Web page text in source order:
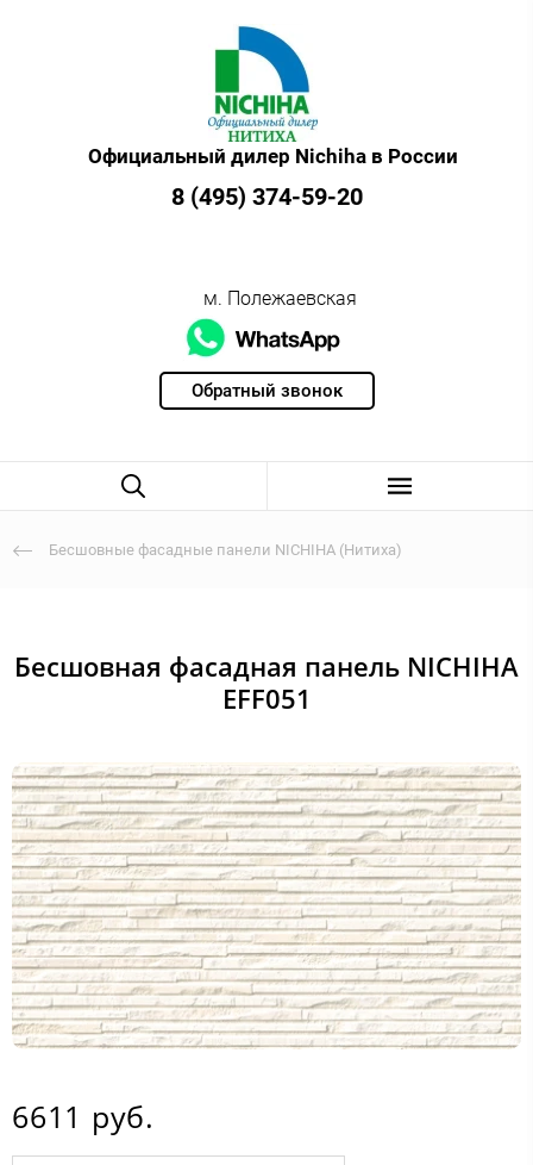
Обратный звонок
Официальный дилер Nichiha в России
8 (495) 374-59-20
м. Полежаевская
Бесшовные фасадные панели NICHIHA (Нитиха)
Бесшовная фасадная панель NICHIHA
EFF051
6611 руб.